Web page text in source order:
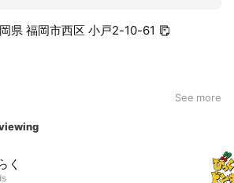
県 福岡市西区 小戸2-10-61
See more
く